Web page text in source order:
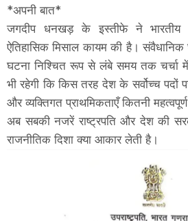
*अपनी बात*
जगदीप धनखड़ के इस्तीफे ने भारतीय
ऐतिहासिक मिसाल कायम की है।
घटना निश्चित रूप से लंबे समय तक चर्चा
भी रहेगी कि किस तरह देश के सर्वोच्च पदों
और व्यक्तिगत प्राथमिकताएँ कितनी
अब सबकी नजरें राष्ट्रपति और देश की
राजनीतिक दिशा क्या आकार लेती है।